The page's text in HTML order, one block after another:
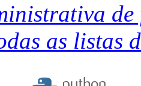
as listas